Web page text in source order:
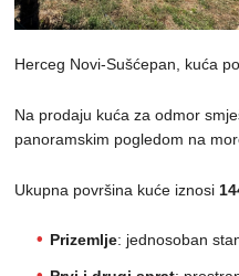
Herceg Novi-Sušćepan, kuća
Na prodaju kuća za odmor
panoramskim pogledom na
Ukupna površina kuće iznosi
Prizemlje: jednosoban